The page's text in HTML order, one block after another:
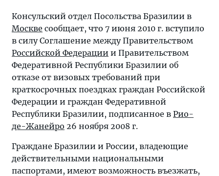
Консульский отдел Посольства Бразилии в
Москве сообщает, что 7 июня 2010 г. вступило
в силу Соглашение между Правительством
Российской Федерации и Правительством
Федеративной Республики Бразилии об
отказе от визовых требований при
краткосрочных поездках граждан Российской
Федерации и граждан Федеративной
Республики Бразилии, подписанное в Рио-
де-Жанейро 26 ноября 2008 г.
Граждане Бразилии и России, владеющие
действительными национальными
паспортами, имеют возможность въезжать,